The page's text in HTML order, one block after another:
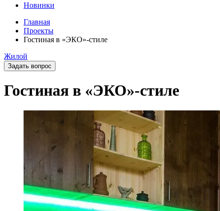
Новинки
Главная
Проекты
Гостиная в «ЭКО»-стиле
Жилой
Задать вопрос
Гостиная в «ЭКО»-стиле